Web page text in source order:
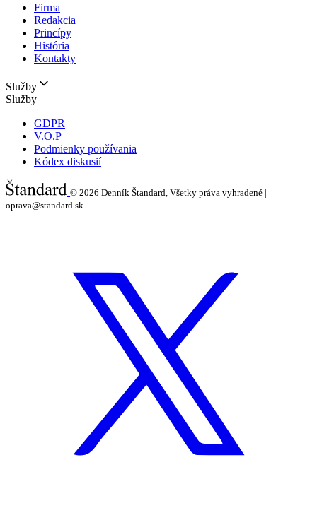
Firma
Redakcia
Princípy
História
Kontakty
Služby
Služby
GDPR
V.O.P
Podmienky používania
Kódex diskusií
© 2026 Denník Štandard, Všetky práva vyhradené |
oprava@standard.sk